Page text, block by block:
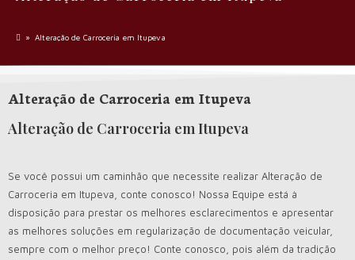
» Alteração de Carroceria em Itupeva
Alteração de Carroceria em Itupeva
Alteração de Carroceria em Itupeva
Se você possui um caminhão que necessite realizar Alteração de
Carroceria em Itupeva, conte conosco! Nossa Equipe está à
disposição para prestar os melhores esclarecimentos e apresentar
as melhores soluções em regularização de documentação veicular,
sempre com o melhor preço! Conte conosco, pois além da tradição